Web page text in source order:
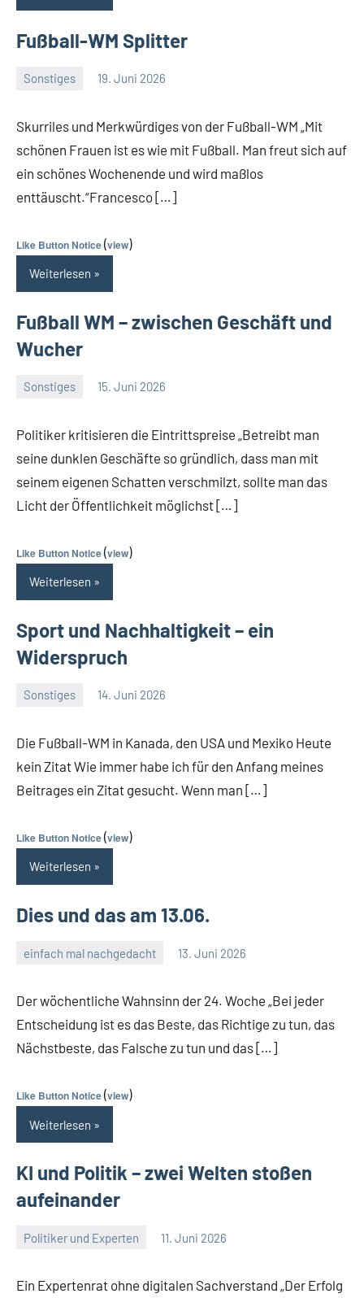
Fußball-WM Splitter
Sonstiges 19. Juni 2026
Skurriles und Merkwürdiges von der Fußball-WM „Mit
schönen Frauen ist es wie mit Fußball. Man freut sich auf
ein schönes Wochenende und wird maßlos
enttäuscht.“Francesco […]
Like Button Notice(view)
Weiterlesen
Fußball WM – zwischen Geschäft und
Wucher
Sonstiges 15. Juni 2026
Politiker kritisieren die Eintrittspreise „Betreibt man
seine dunklen Geschäfte so gründlich, dass man mit
seinem eigenen Schatten verschmilzt, sollte man das
Licht der Öffentlichkeit möglichst […]
Like Button Notice(view)
Weiterlesen
Sport und Nachhaltigkeit – ein
Widerspruch
Sonstiges 14. Juni 2026
Die Fußball-WM in Kanada, den USA und Mexiko Heute
kein Zitat Wie immer habe ich für den Anfang meines
Beitrages ein Zitat gesucht. Wenn man […]
Like Button Notice(view)
Weiterlesen
Dies und das am 13.06.
einfach mal nachgedacht 13. Juni 2026
Der wöchentliche Wahnsinn der 24. Woche „Bei jeder
Entscheidung ist es das Beste, das Richtige zu tun, das
Nächstbeste, das Falsche zu tun und das […]
Like Button Notice(view)
Weiterlesen
KI und Politik – zwei Welten stoßen
aufeinander
Politiker und Experten 11. Juni 2026
Ein Expertenrat ohne digitalen Sachverstand „Der Erfolg